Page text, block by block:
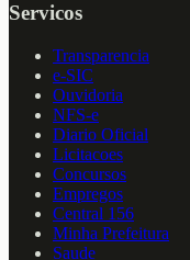
Servicos
Transparencia
e-SIC
Ouvidoria
NFS-e
Diario Oficial
Licitacoes
Concursos
Empregos
Central 156
Minha Prefeitura
Saude